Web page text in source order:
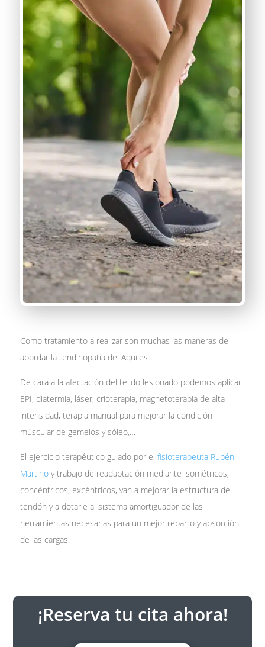
Como tratamiento a realizar son muchas las maneras de
abordar la tendinopatía del Aquiles .
De cara a la afectación del tejido lesionado podemos aplicar
EPI, diatermia, láser, crioterapia, magnetoterapia de alta
intensidad, terapia manual para mejorar la condición
múscular de gemelos y sóleo,…
El ejercicio terapéutico guiado por el fisioterapeuta Rubén
Martinoy trabajo de readaptación mediante isométricos,
concéntricos, excéntricos, van a mejorar la estructura del
tendón y a dotarle al sistema amortiguador de las
herramientas necesarias para un mejor reparto y absorción
de las cargas.
¡Reserva tu cita ahora!